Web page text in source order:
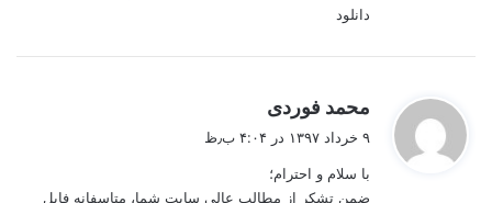
دانلود
محمد فوردی
۹ خرداد ۱۳۹۷ در ۴:۰۴ ب٫ظ
با سلام و احترام؛
ضمن تشکر از مطالب عالی سایت شما، متاسفانه فایل